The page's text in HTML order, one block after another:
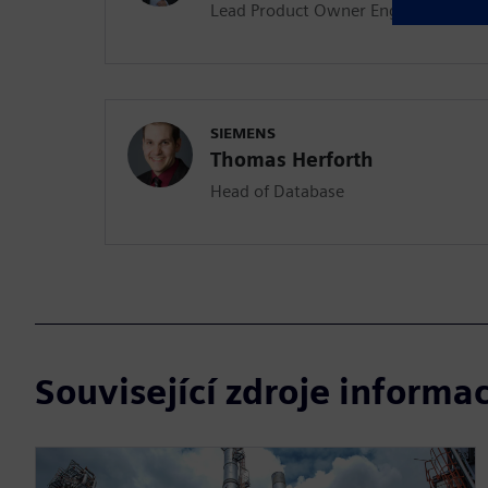
Lead Product Owner Engineering
SIEMENS
Thomas Herforth
Head of Database
Související zdroje